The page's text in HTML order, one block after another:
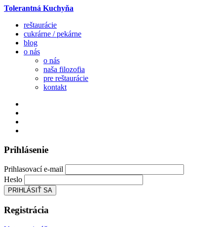
Tolerantná Kuchyňa
reštaurácie
cukrárne / pekárne
blog
o nás
o nás
naša filozofia
pre reštaurácie
kontakt
Prihlásenie
Prihlasovací e-mail
Heslo
Registrácia